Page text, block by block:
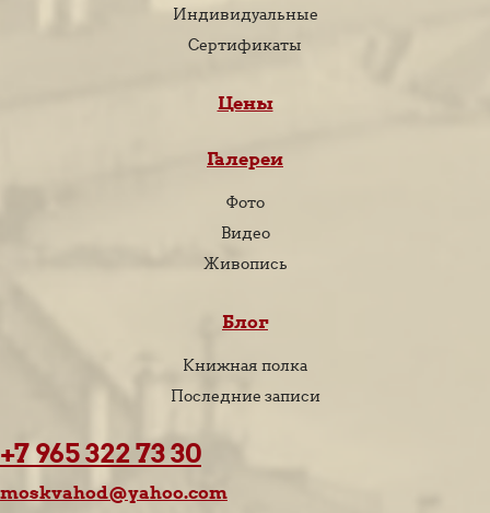
Индивидуальные
Сертификаты
Цены
Галереи
Фото
Видео
Живопись
Блог
Книжная полка
Последние записи
+7 965 322 73 30
moskvahod@yahoo.com